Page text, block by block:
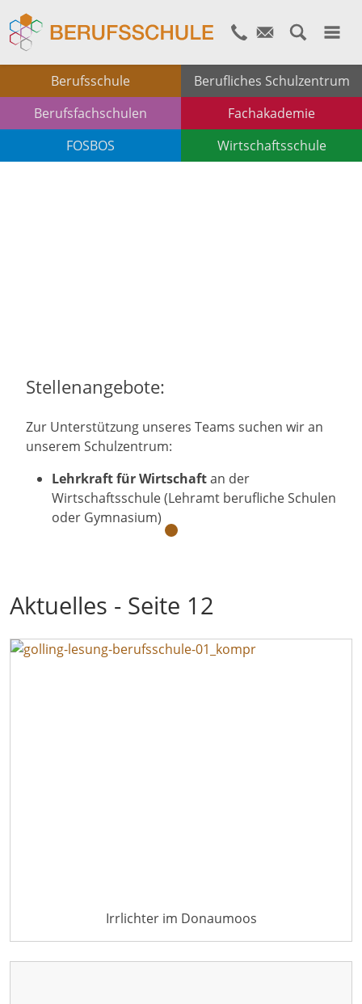
Berufsschule
Berufliches Schulzentrum
Berufsfachschulen
Fachakademie
FOSBOS
Wirtschaftsschule
Stellenangebote:
Zur Unterstützung unseres Teams suchen wir an
unserem Schulzentrum:
Lehrkraft für Wirtschaftan der
Wirtschaftsschule (Lehramt berufliche Schulen
oder Gymnasium)
Aktuelles - Seite 12
Irrlichter im Donaumoos